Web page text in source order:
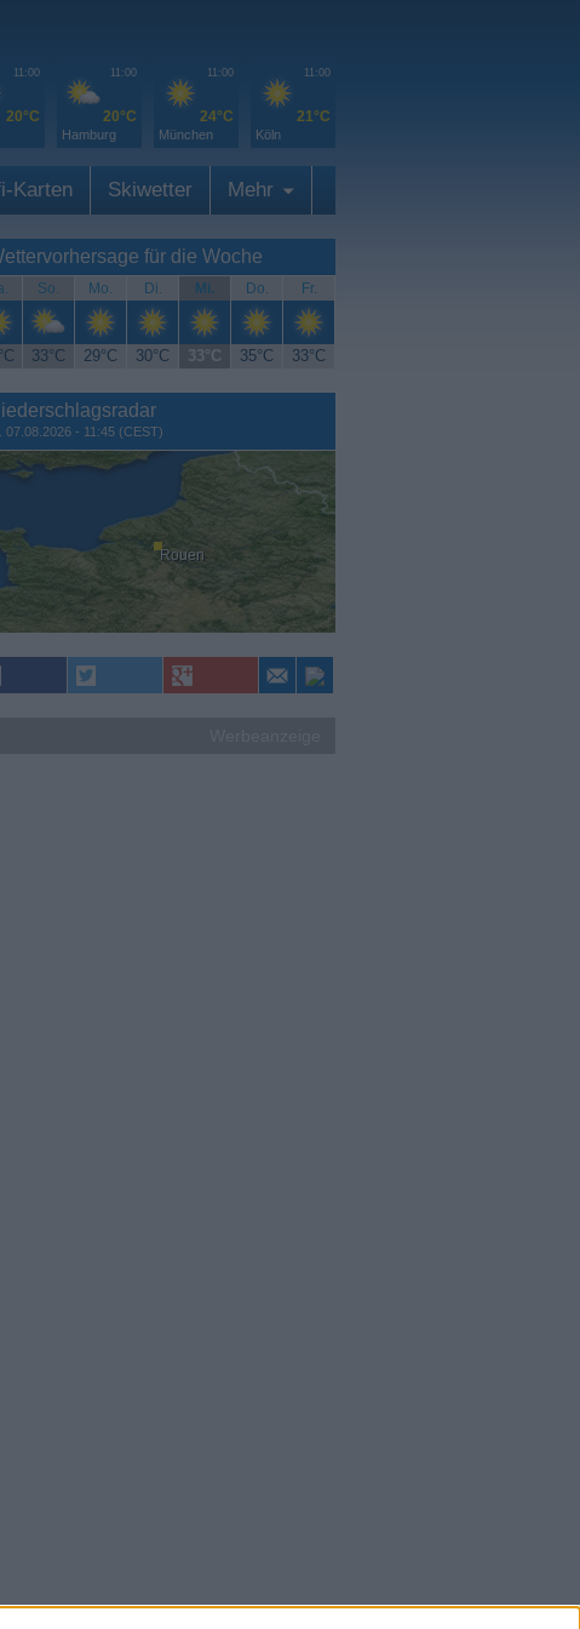
11:00
20°C
11:00
20°C
Hamburg
11:00
24°C
München
11:00
21°C
Köln
Karten Skiwetter Mehr
für die Woche
So. Mo. Di. Mi. Do. Fr.
33°C 29°C 30°C 33°C 35°C 33°C
07.08.2026 - 11:45 (CEST)
Rouen